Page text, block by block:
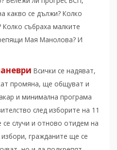
какво се дължи? Колко
Колко събраха малките
Мая Манолова? И
Всички се надяват,
промяна, ще общуват и
и минимална програма
след изборите на 11
случи и отново отидем на
гражданите ще се